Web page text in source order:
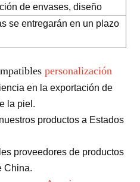
de envases, diseño
se entregarán en un plazo
personalización
en la exportación de
la piel.
productos a Estados
proveedores de productos
China.